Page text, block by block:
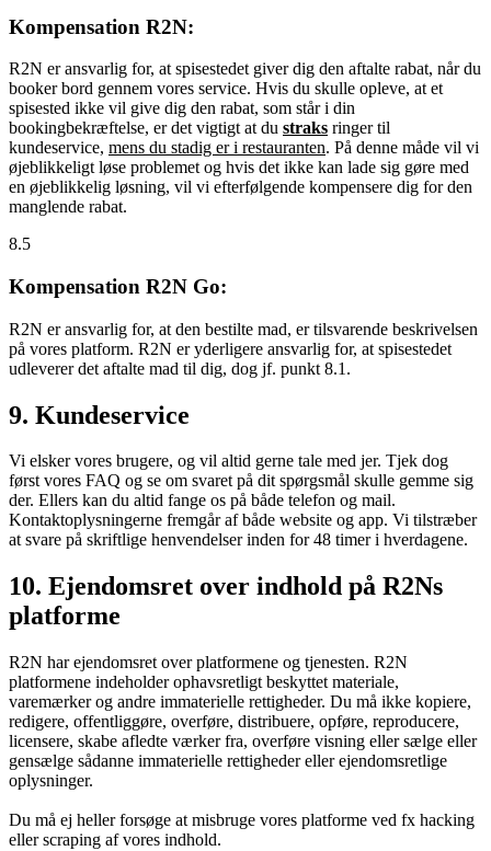
Kompensation R2N:
R2N er ansvarlig for, at spisestedet giver dig den aftalte rabat, når du
booker bord gennem vores service. Hvis du skulle opleve, at et
spisested ikke vil give dig den rabat, som står i din
bookingbekræftelse, er det vigtigt at du straks ringer til
kundeservice, mens du stadig er i restauranten. På denne måde vil vi
øjeblikkeligt løse problemet og hvis det ikke kan lade sig gøre med
en øjeblikkelig løsning, vil vi efterfølgende kompensere dig for den
manglende rabat.
8.5
Kompensation R2N Go:
R2N er ansvarlig for, at den bestilte mad, er tilsvarende beskrivelsen
på vores platform. R2N er yderligere ansvarlig for, at spisestedet
udleverer det aftalte mad til dig, dog jf. punkt 8.1.
9. Kundeservice
Vi elsker vores brugere, og vil altid gerne tale med jer. Tjek dog
først vores FAQ og se om svaret på dit spørgsmål skulle gemme sig
der. Ellers kan du altid fange os på både telefon og mail.
Kontaktoplysningerne fremgår af både website og app. Vi tilstræber
at svare på skriftlige henvendelser inden for 48 timer i hverdagene.
10. Ejendomsret over indhold på R2Ns
platforme
R2N har ejendomsret over platformene og tjenesten. R2N
platformene indeholder ophavsretligt beskyttet materiale,
varemærker og andre immaterielle rettigheder. Du må ikke kopiere,
redigere, offentliggøre, overføre, distribuere, opføre, reproducere,
licensere, skabe afledte værker fra, overføre visning eller sælge eller
gensælge sådanne immaterielle rettigheder eller ejendomsretlige
oplysninger.
Du må ej heller forsøge at misbruge vores platforme ved fx hacking
eller scraping af vores indhold.